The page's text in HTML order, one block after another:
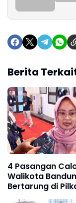
Berita
4 Pasangan
Walikota
Bertarung di
Walikota 2024